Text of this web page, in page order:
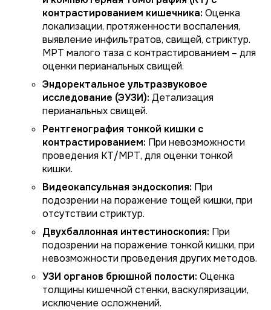
контрастированием кишечника: Оценка
локализации, протяженности воспаления,
выявление инфильтратов, свищей, стриктур.
МРТ малого таза с контрастированием – для
оценки перианальных свищей.
Эндоректальное ультразвуковое
исследование (ЭУЗИ): Детализация
перианальных свищей.
Рентгенография тонкой кишки с
контрастированием: При невозможности
проведения КТ/МРТ, для оценки тонкой
кишки.
Видеокапсульная эндоскопия: При
подозрении на поражение тощей кишки, при
отсутствии стриктур.
Двухбаллонная интестиноскопия: При
подозрении на поражение тонкой кишки, при
невозможности проведения других методов.
УЗИ органов брюшной полости: Оценка
толщины кишечной стенки, васкуляризации,
исключение осложнений.